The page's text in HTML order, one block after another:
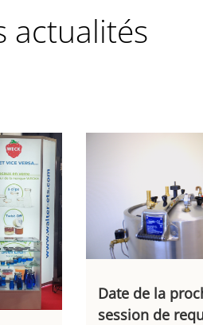
actualités
Date de la
session de